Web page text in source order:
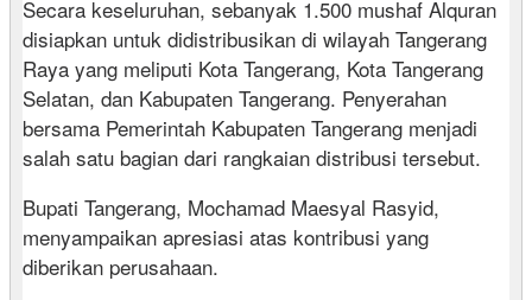
Secara keseluruhan, sebanyak 1.500 mushaf Alquran
disiapkan untuk didistribusikan di wilayah Tangerang
Raya yang meliputi Kota Tangerang, Kota Tangerang
Selatan, dan Kabupaten Tangerang. Penyerahan
bersama Pemerintah Kabupaten Tangerang menjadi
salah satu bagian dari rangkaian distribusi tersebut.
Bupati Tangerang, Mochamad Maesyal Rasyid,
menyampaikan apresiasi atas kontribusi yang
diberikan perusahaan.